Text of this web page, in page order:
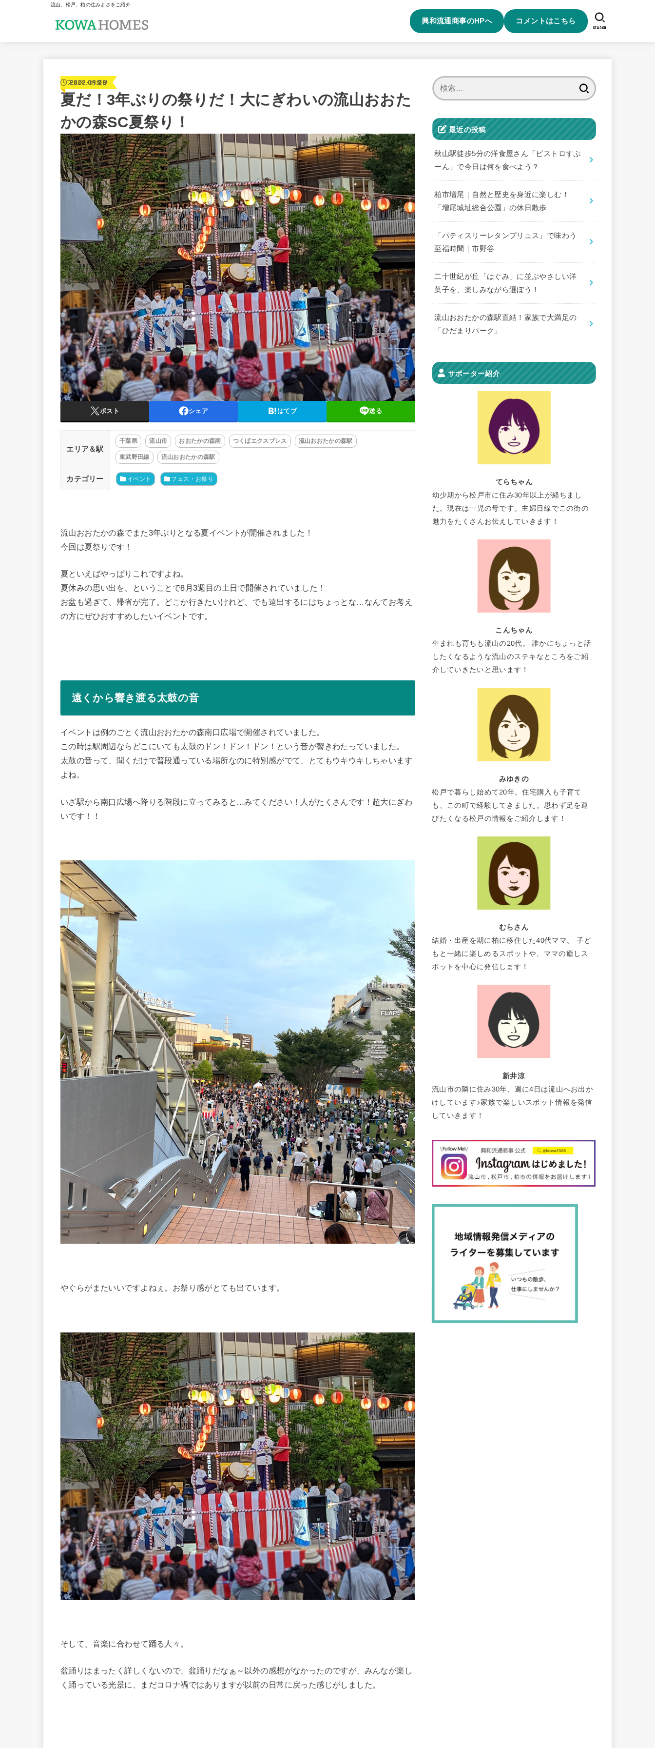
流山、松戸、柏の住みよさをご紹介
興和流通商事のHPへ コメントはこちら
SEARCH
フェス・お祭り
2022.09.28
夏だ！3年ぶりの祭りだ！大にぎわいの流山おおた
かの森SC夏祭り！
ポスト シェア はてブ 送る
エリア＆駅
千葉県 流山市 おおたかの森南 つくばエクスプレス 流山おおたかの森駅
東武野田線 流山おおたかの森駅
カテゴリー イベント フェス・お祭り
流山おおたかの森でまた3年ぶりとなる夏イベントが開催されました！
今回は夏祭りです！
夏といえばやっぱりこれですよね。
夏休みの思い出を、ということで8月3週目の土日で開催されていました！
お盆も過ぎて、帰省が完了。どこか行きたいけれど、でも遠出するにはちょっとな…なんてお考え
の方にぜひおすすめしたいイベントです。
遠くから響き渡る太鼓の音
イベントは例のごとく流山おおたかの森南口広場で開催されていました。
この時は駅周辺ならどこにいても太鼓のドン！ドン！ドン！という音が響きわたっていました。
太鼓の音って、聞くだけで普段通っている場所なのに特別感がでて、とてもウキウキしちゃいます
よね。
いざ駅から南口広場へ降りる階段に立ってみると…みてください！人がたくさんです！超大にぎわ
いです！！
やぐらがまたいいですよねぇ。お祭り感がとても出ています。
そして、音楽に合わせて踊る人々。
盆踊りはまったく詳しくないので、盆踊りだなぁ～以外の感想がなかったのですが、みんなが楽し
く踊っている光景に、まだコロナ禍ではありますが以前の日常に戻った感じがしました。
最近の投稿
秋山駅徒歩5分の洋食屋さん「ビストロすぷ
ーん」で今日は何を食べよう？
柏市増尾｜自然と歴史を身近に楽しむ！
「増尾城址総合公園」の休日散歩
「パティスリーレタンプリュス」で味わう
至福時間｜市野谷
二十世紀が丘「はぐみ」に並ぶやさしい洋
菓子を、楽しみながら選ぼう！
流山おおたかの森駅直結！家族で大満足の
「ひだまりパーク」
サポーター紹介
てらちゃん
幼少期から松戸市に住み30年以上が経ちまし
た。現在は一児の母です。主婦目線でこの街の
魅力をたくさんお伝えしていきます！
こんちゃん
生まれも育ちも流山の20代。 誰かにちょっと話
したくなるような流山のステキなところをご紹
介していきたいと思います！
みゆきの
松戸で暮らし始めて20年。住宅購入も子育て
も、この町で経験してきました。思わず足を運
びたくなる松戸の情報をご紹介します！
むらさん
結婚・出産を期に柏に移住した40代ママ。 子ど
もと一緒に楽しめるスポットや、ママの癒しス
ポットを中心に発信します！
新井涼
流山市の隣に住み30年、週に4日は流山へお出か
けしています♪家族で楽しいスポット情報を発信
していきます！